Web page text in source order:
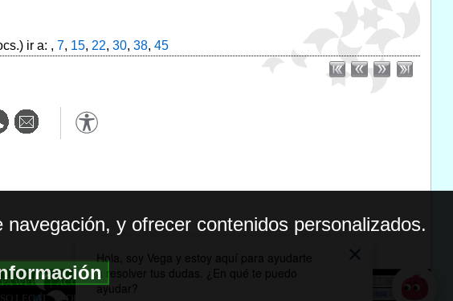
ir a: , 7, 15, 22, 30, 38, 45
WEB|ACCESIBILIDAD
LEGAL| POLITICA DE PRIVACIDAD
y ofrecer contenidos personalizados.